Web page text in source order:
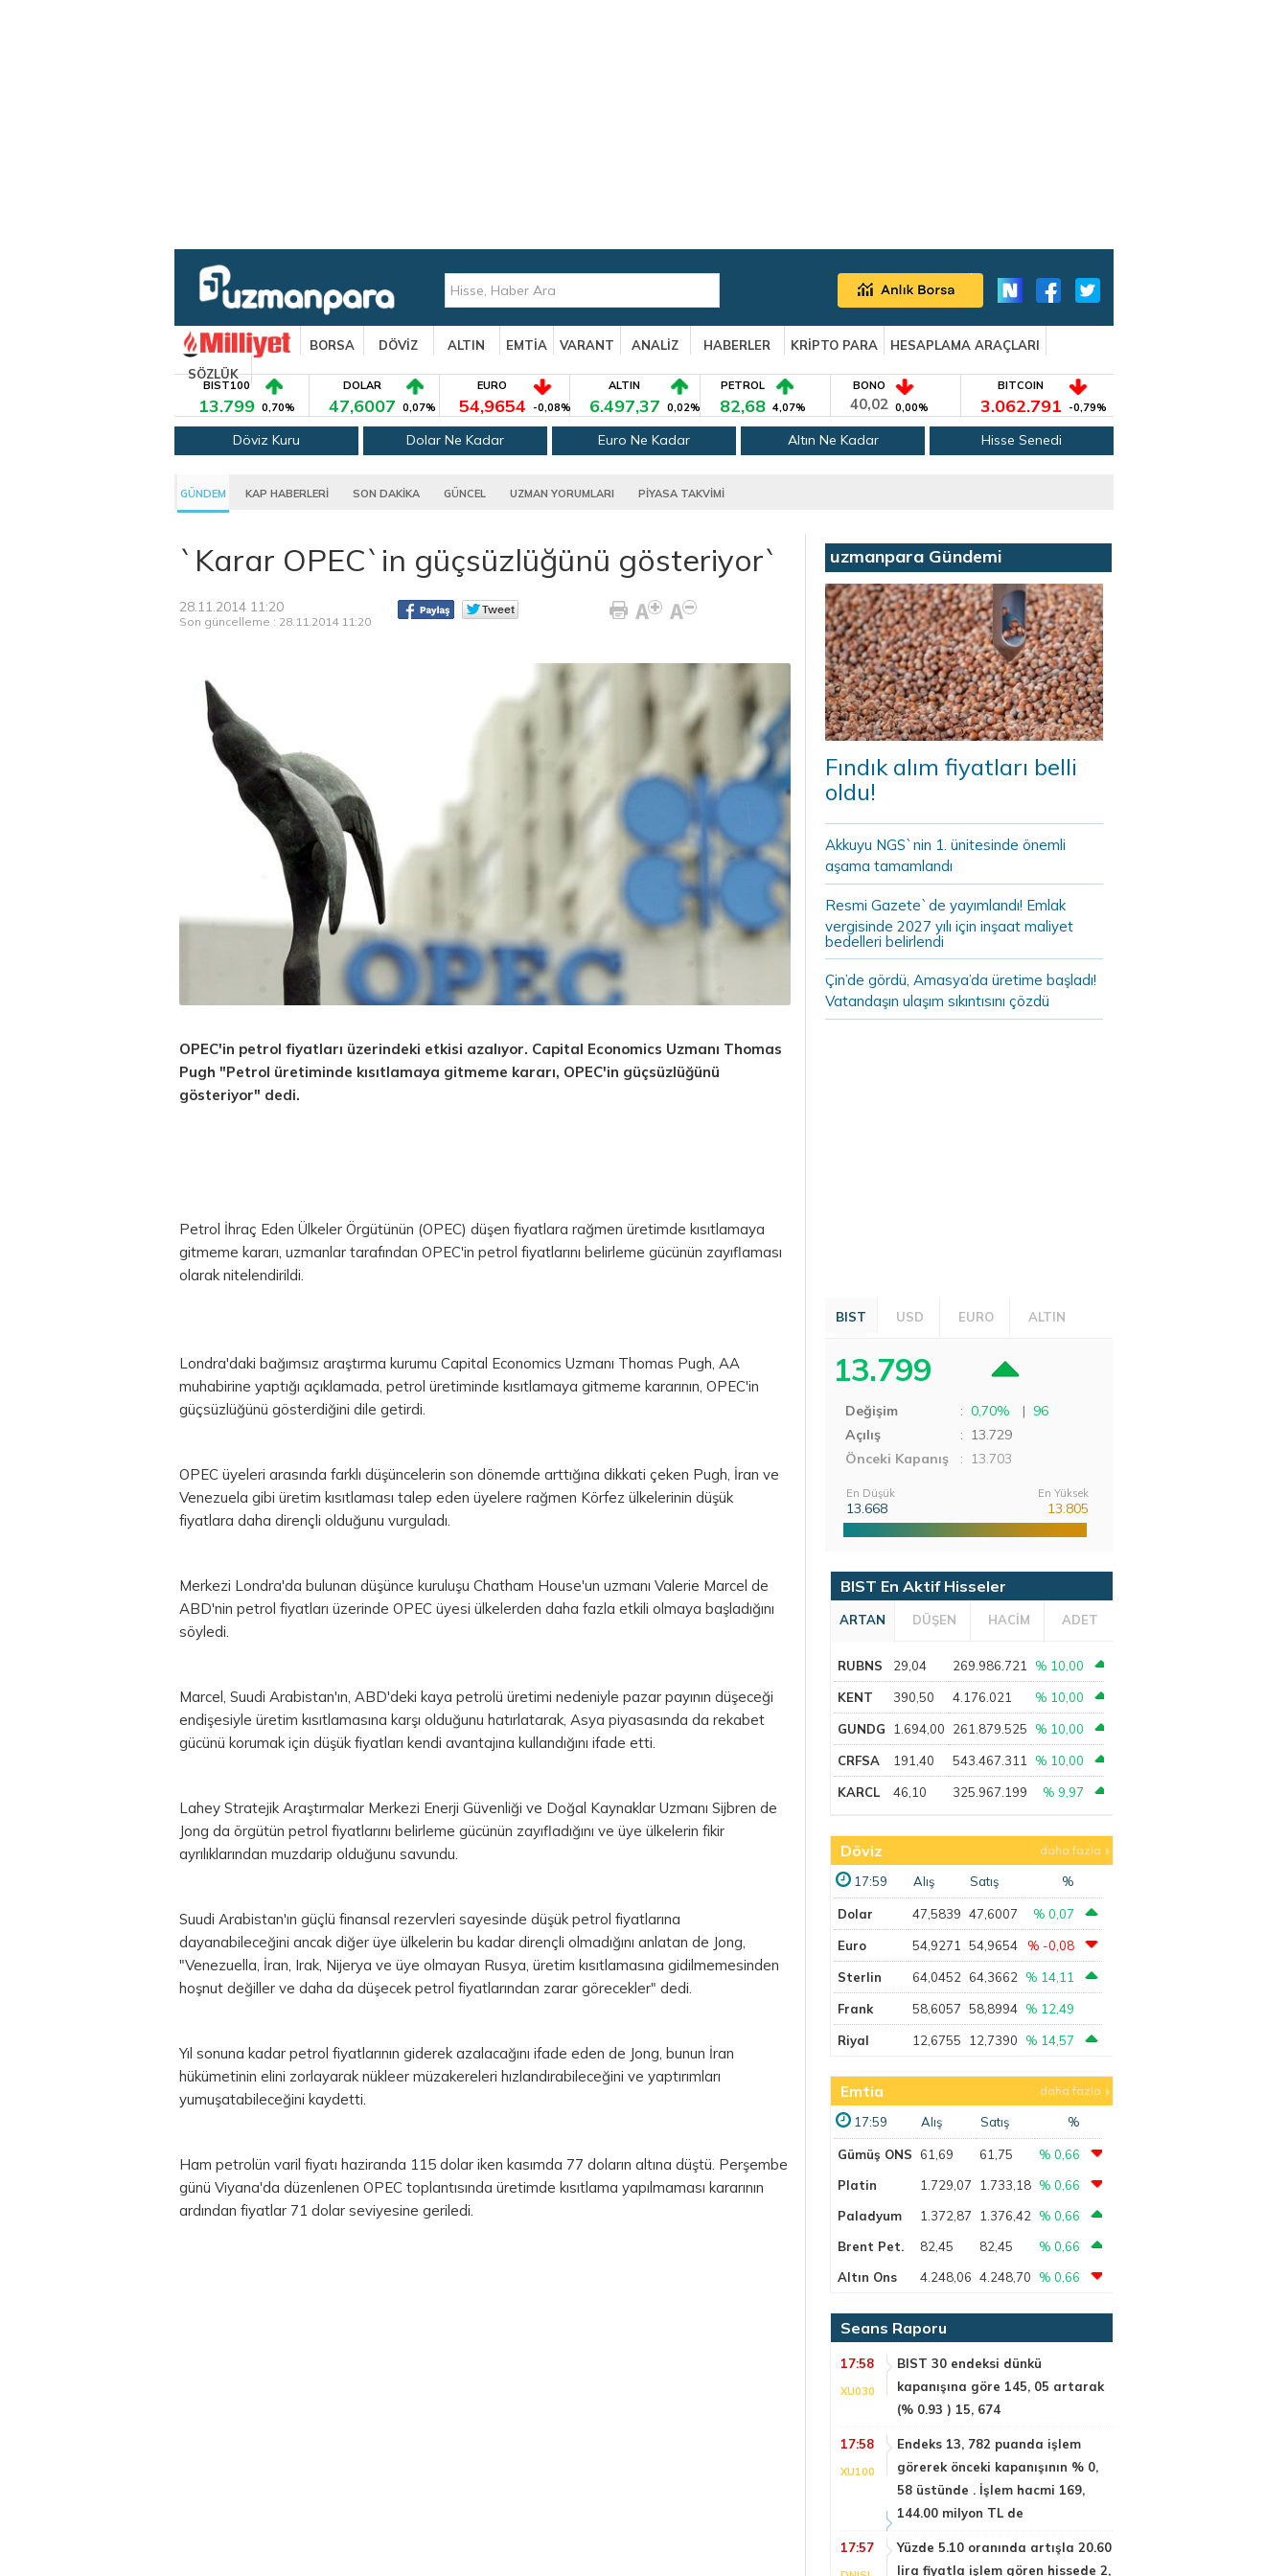
BORSA DÖVİZ ALTIN EMTİA VARANT ANALİZ HABERLER KRİPTO PARA
HESAPLAMA ARAÇLARI
SÖZLÜK
BIST100
13.799 0,70%
DOLAR
47,6007 0,07%
EURO
54,9654 -0,08%
ALTIN
6.497,37 0,02%
PETROL
82,68 4,07%
BONO
40,02 0,00%
BITCOIN
3.062.791 -0,79%
Döviz Kuru Dolar Ne Kadar Euro Ne Kadar Altın Ne Kadar Hisse Senedi
GÜNDEM KAP HABERLERİ SON DAKİKA GÜNCEL UZMAN YORUMLARI PİYASA TAKVİMİ
`Karar OPEC`in güçsüzlüğünü gösteriyor`
28.11.2014 11:20
Son güncelleme : 28.11.2014 11:20
OPEC'in petrol fiyatları üzerindeki etkisi azalıyor. Capital Economics Uzmanı Thomas
Pugh "Petrol üretiminde kısıtlamaya gitmeme kararı, OPEC'in güçsüzlüğünü
gösteriyor" dedi.
Petrol İhraç Eden Ülkeler Örgütünün (OPEC) düşen fiyatlara rağmen üretimde kısıtlamaya
gitmeme kararı, uzmanlar tarafından OPEC'in petrol fiyatlarını belirleme gücünün zayıflaması
olarak nitelendirildi.
Londra'daki bağımsız araştırma kurumu Capital Economics Uzmanı Thomas Pugh, AA
muhabirine yaptığı açıklamada, petrol üretiminde kısıtlamaya gitmeme kararının, OPEC'in
güçsüzlüğünü gösterdiğini dile getirdi.
OPEC üyeleri arasında farklı düşüncelerin son dönemde arttığına dikkati çeken Pugh, İran ve
Venezuela gibi üretim kısıtlaması talep eden üyelere rağmen Körfez ülkelerinin düşük
fiyatlara daha dirençli olduğunu vurguladı.
Merkezi Londra'da bulunan düşünce kuruluşu Chatham House'un uzmanı Valerie Marcel de
ABD'nin petrol fiyatları üzerinde OPEC üyesi ülkelerden daha fazla etkili olmaya başladığını
söyledi.
Marcel, Suudi Arabistan'ın, ABD'deki kaya petrolü üretimi nedeniyle pazar payının düşeceği
endişesiyle üretim kısıtlamasına karşı olduğunu hatırlatarak, Asya piyasasında da rekabet
gücünü korumak için düşük fiyatları kendi avantajına kullandığını ifade etti.
Lahey Stratejik Araştırmalar Merkezi Enerji Güvenliği ve Doğal Kaynaklar Uzmanı Sijbren de
Jong da örgütün petrol fiyatlarını belirleme gücünün zayıfladığını ve üye ülkelerin fikir
ayrılıklarından muzdarip olduğunu savundu.
Suudi Arabistan'ın güçlü finansal rezervleri sayesinde düşük petrol fiyatlarına
dayanabileceğini ancak diğer üye ülkelerin bu kadar dirençli olmadığını anlatan de Jong,
"Venezuella, İran, Irak, Nijerya ve üye olmayan Rusya, üretim kısıtlamasına gidilmemesinden
hoşnut değiller ve daha da düşecek petrol fiyatlarından zarar görecekler" dedi.
Yıl sonuna kadar petrol fiyatlarının giderek azalacağını ifade eden de Jong, bunun İran
hükümetinin elini zorlayarak nükleer müzakereleri hızlandırabileceğini ve yaptırımları
yumuşatabileceğini kaydetti.
Ham petrolün varil fiyatı haziranda 115 dolar iken kasımda 77 doların altına düştü. Perşembe
günü Viyana'da düzenlenen OPEC toplantısında üretimde kısıtlama yapılmaması kararının
ardından fiyatlar 71 dolar seviyesine geriledi.
uzmanpara Gündemi
Fındık alım fiyatları belli
oldu!
Akkuyu NGS`nin 1. ünitesinde önemli
aşama tamamlandı
Resmi Gazete`de yayımlandı! Emlak
vergisinde 2027 yılı için inşaat maliyet
bedelleri belirlendi
Çin’de gördü, Amasya’da üretime başladı!
Vatandaşın ulaşım sıkıntısını çözdü
BIST USD EURO ALTIN
13.799
Değişim : 0,70% | 96
Açılış
: 13.729
Önceki Kapanış
: 13.703
En Düşük
13.668
En Yüksek
13.805
BIST En Aktif Hisseler
ARTAN DÜŞEN HACİM ADET
RUBNS 29,04 269.986.721 % 10,00
KENT 390,50 4.176.021 % 10,00
GUNDG 1.694,00 261.879.525 % 10,00
CRFSA 191,40 543.467.311 % 10,00
KARCL 46,10 325.967.199 % 9,97
Döviz daha fazla
17:59 Alış Satış %
Dolar 47,5839 47,6007 % 0,07
Euro 54,9271 54,9654 % -0,08
Sterlin 64,0452 64,3662 % 14,11
Frank 58,6057 58,8994 % 12,49
Riyal 12,6755 12,7390 % 14,57
Emtia daha fazla
17:59 Alış Satış %
Gümüş ONS 61,69 61,75
% 0,66
Platin
1.729,07 1.733,18 % 0,66
Paladyum
1.372,87 1.376,42
% 0,66
Brent Pet.
82,45 82,45
% 0,66
Altın Ons
4.248,06 4.248,70 % 0,66
Seans Raporu
17:58
XU030
BIST 30 endeksi dünkü
kapanışına göre 145, 05 artarak
(% 0.93 ) 15, 674
17:58
XU100
Endeks 13, 782 puanda işlem
görerek önceki kapanışının % 0,
58 üstünde . İşlem hacmi 169,
144.00 milyon TL de
17:57
Yüzde 5.10 oranında artışla 20.60
lira fiyatla işlem gören hissede 2,